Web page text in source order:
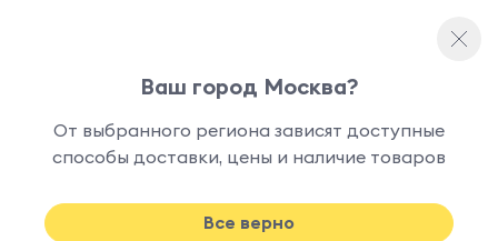
наличии
Ваш город Москва?
От выбранного региона зависят доступные
способы доставки, цены и наличие товаров
Все верно